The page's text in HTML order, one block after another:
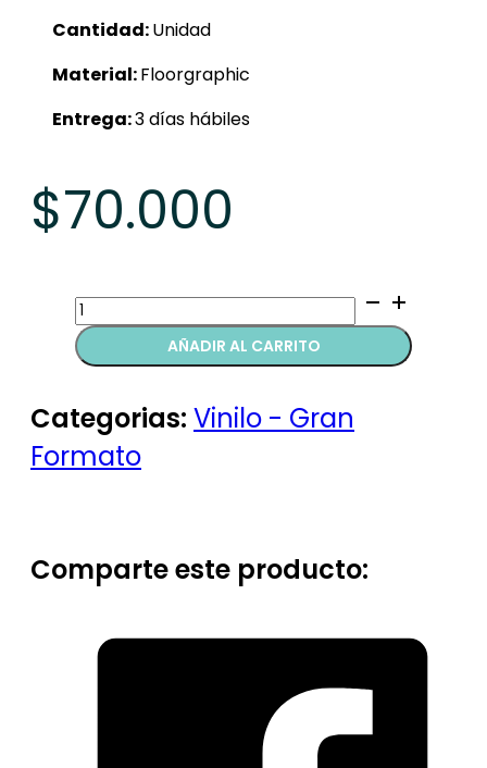
Cantidad:Unidad
Material:Floorgraphic
Entrega:3 días hábiles
$70.000
Floorgraphic
quantity
AÑADIR AL CARRITO
Categorias: Vinilo - Gran
Formato
Comparte este producto: